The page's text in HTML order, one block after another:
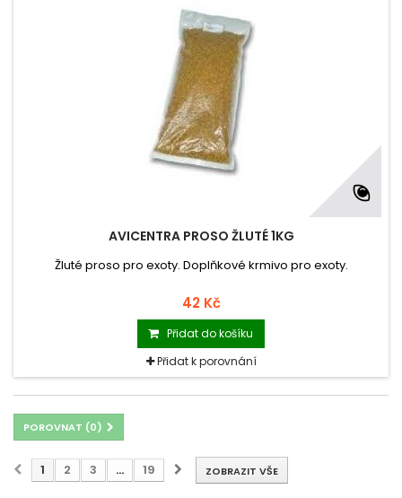
AVICENTRA PROSO ŽLUTÉ 1KG
Žluté proso pro exoty. Doplňkové krmivo pro exoty.
42 Kč
Přidat do košíku
Přidat k porovnání
POROVNAT (0)
ZOBRAZIT VŠE
1 2 3 ... 19